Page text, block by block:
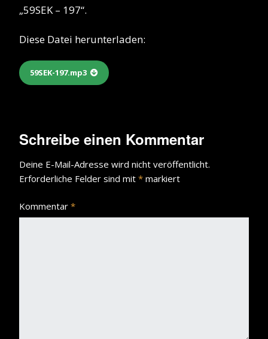
„59SEK – 197“.
Diese Datei herunterladen:
59SEK-197.mp3
Schreibe einen Kommentar
Deine E-Mail-Adresse wird nicht veröffentlicht.
Erforderliche Felder sind mit * markiert
Kommentar *